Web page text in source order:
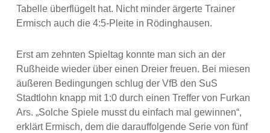
Tabelle überflügelt hat. Nicht minder ärgerte Trainer
Ermisch auch die 4:5-Pleite in Rödinghausen.
Erst am zehnten Spieltag konnte man sich an der
Rußheide wieder über einen Dreier freuen. Bei miesen
äußeren Bedingungen schlug der VfB den SuS
Stadtlohn knapp mit 1:0 durch einen Treffer von Furkan
Ars. „Solche Spiele musst du einfach mal gewinnen“,
erklärt Ermisch, dem die darauffolgende Serie von fünf